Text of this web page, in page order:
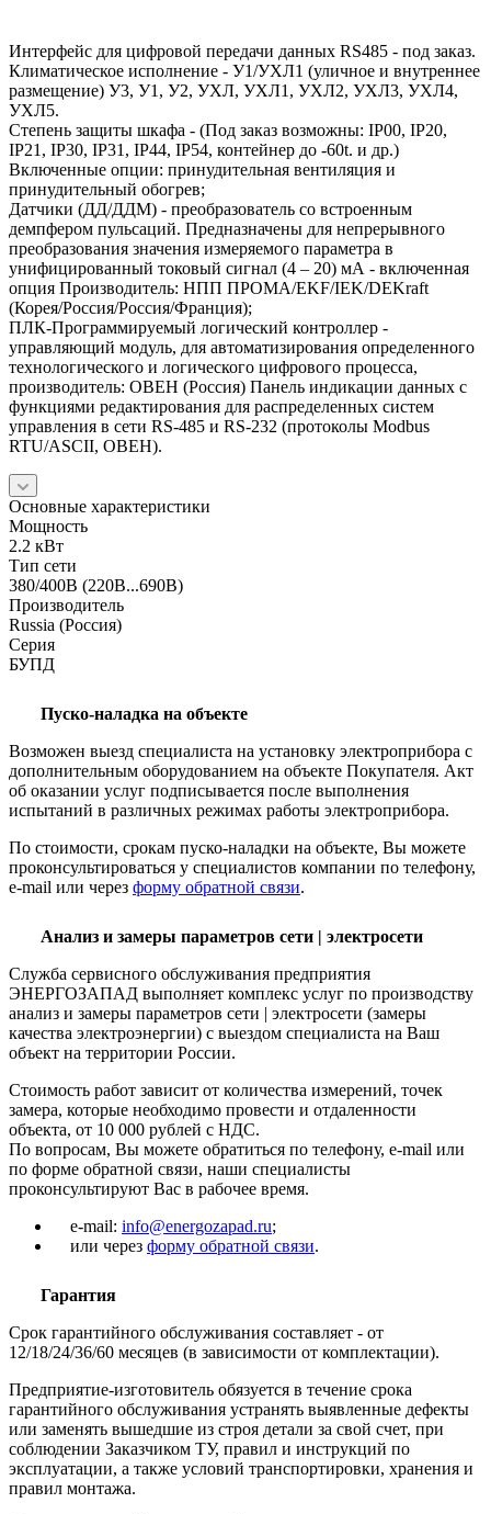
Интерфейс для цифровой передачи данных RS485 - под заказ.
Климатическое исполнение - У1/УХЛ1 (уличное и внутреннее
размещение) У3, У1, У2, УХЛ, УХЛ1, УХЛ2, УХЛ3, УХЛ4,
УХЛ5.
Степень защиты шкафа - (Под заказ возможны: IP00, IP20,
IP21, IP30, IP31, IP44, IP54, контейнер до -60t. и др.)
Включенные опции: принудительная вентиляция и
принудительный обогрев;
Датчики (ДД/ДДМ) - преобразователь со встроенным
демпфером пульсаций. Предназначены для непрерывного
преобразования значения измеряемого параметра в
унифицированный токовый сигнал (4 – 20) мА - включенная
опция Производитель: НПП ПРОМА/EKF/IEK/DEKraft
(Корея/Россия/Россия/Франция);
ПЛК-Программируемый логический контроллер -
управляющий модуль, для автоматизирования определенного
технологического и логического цифрового процесса,
производитель: ОВЕН (Россия) Панель индикации данных с
функциями редактирования для распределенных систем
управления в сети RS-485 и RS-232 (протоколы Modbus
RTU/ASCII, ОВЕН).
Основные характеристики
Мощность
2.2 кВт
Тип сети
380/400В (220В...690В)
Производитель
Russia (Россия)
Серия
БУПД
Пуско-наладка на объекте
Возможен выезд специалиста на установку электроприбора с
дополнительным оборудованием на объекте Покупателя. Акт
об оказании услуг подписывается после выполнения
испытаний в различных режимах работы электроприбора.
По стоимости, срокам пуско-наладки на объекте, Вы можете
проконсультироваться у специалистов компании по телефону,
e-mail или через форму обратной связи.
Анализ и замеры параметров сети | электросети
Служба сервисного обслуживания предприятия
ЭНЕРГОЗАПАД выполняет комплекс услуг по производству
анализ и замеры параметров сети | электросети (замеры
качества электроэнергии) с выездом специалиста на Ваш
объект на территории России.
Стоимость работ зависит от количества измерений, точек
замера, которые необходимо провести и отдаленности
объекта, от 10 000 рублей с НДС.
По вопросам, Вы можете обратиться по телефону, e-mail или
по форме обратной связи, наши специалисты
проконсультируют Вас в рабочее время.
e-mail: info@energozapad.ru;
или через форму обратной связи.
Гарантия
Срок гарантийного обслуживания составляет - от
12/18/24/36/60 месяцев (в зависимости от комплектации).
Предприятие-изготовитель обязуется в течение срока
гарантийного обслуживания устранять выявленные дефекты
или заменять вышедшие из строя детали за свой счет, при
соблюдении Заказчиком ТУ, правил и инструкций по
эксплуатации, а также условий транспортировки, хранения и
правил монтажа.